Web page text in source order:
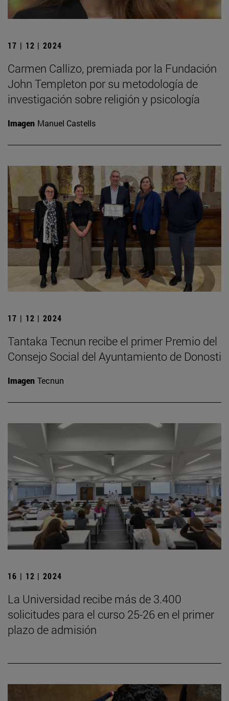
17 | 12 | 2024
Carmen Callizo, premiada por la Fundación
John Templeton por su metodología de
investigación sobre religión y psicología
Imagen Manuel Castells
17 | 12 | 2024
Tantaka Tecnun recibe el primer Premio del
Consejo Social del Ayuntamiento de Donosti
Imagen Tecnun
16 | 12 | 2024
La Universidad recibe más de 3.400
solicitudes para el curso 25-26 en el primer
plazo de admisión